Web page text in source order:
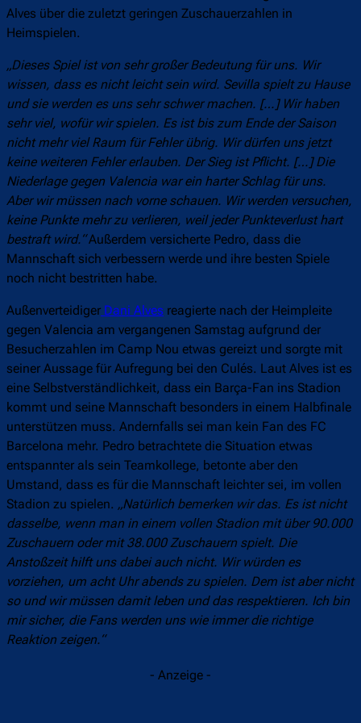
Alves über die zuletzt geringen Zuschauerzahlen in
Heimspielen.
„Dieses Spiel ist von sehr großer Bedeutung für uns. Wir
wissen, dass es nicht leicht sein wird. Sevilla spielt zu Hause
und sie werden es uns sehr schwer machen. […] Wir haben
sehr viel, wofür wir spielen. Es ist bis zum Ende der Saison
nicht mehr viel Raum für Fehler übrig. Wir dürfen uns jetzt
keine weiteren Fehler erlauben. Der Sieg ist Pflicht. […] Die
Niederlage gegen Valencia war ein harter Schlag für uns.
Aber wir müssen nach vorne schauen. Wir werden versuchen,
keine Punkte mehr zu verlieren, weil jeder Punkteverlust hart
bestraft wird.“Außerdem versicherte Pedro, dass die
Mannschaft sich verbessern werde und ihre besten Spiele
noch nicht bestritten habe.
Außenverteidiger Dani Alves reagierte nach der Heimpleite
gegen Valencia am vergangenen Samstag aufgrund der
Besucherzahlen im Camp Nou etwas gereizt und sorgte mit
seiner Aussage für Aufregung bei den Culés. Laut Alves ist es
eine Selbstverständlichkeit, dass ein Barça-Fan ins Stadion
kommt und seine Mannschaft besonders in einem Halbfinale
unterstützen muss. Andernfalls sei man kein Fan des FC
Barcelona mehr. Pedro betrachtete die Situation etwas
entspannter als sein Teamkollege, betonte aber den
Umstand, dass es für die Mannschaft leichter sei, im vollen
Stadion zu spielen. „Natürlich bemerken wir das. Es ist nicht
dasselbe, wenn man in einem vollen Stadion mit über 90.000
Zuschauern oder mit 38.000 Zuschauern spielt. Die
Anstoßzeit hilft uns dabei auch nicht. Wir würden es
vorziehen, um acht Uhr abends zu spielen. Dem ist aber nicht
so und wir müssen damit leben und das respektieren. Ich bin
mir sicher, die Fans werden uns wie immer die richtige
Reaktion zeigen.“
- Anzeige -